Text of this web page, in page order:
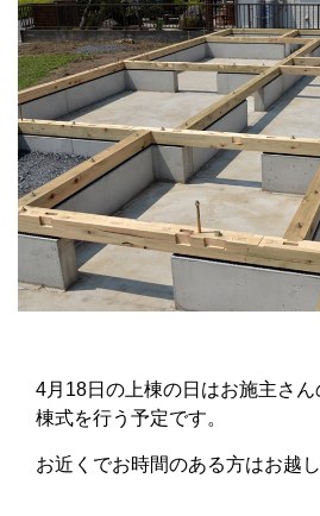
4月18日の上棟の日はお施主さ
棟式を行う予定です。
お近くでお時間のある方はお越し